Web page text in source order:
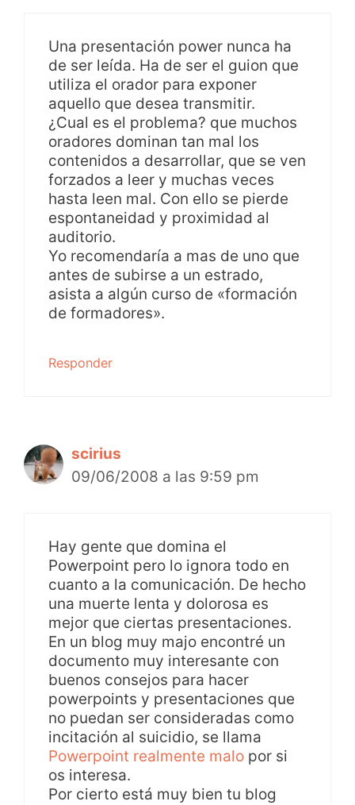
Una presentación power nunca ha
de ser leída. Ha de ser el guion que
utiliza el orador para exponer
aquello que desea transmitir.
¿Cual es el problema? que muchos
oradores dominan tan mal los
contenidos a desarrollar, que se ven
forzados a leer y muchas veces
hasta leen mal. Con ello se pierde
espontaneidad y proximidad al
auditorio.
Yo recomendaría a mas de uno que
antes de subirse a un estrado,
asista a algún curso de «formación
de formadores».
Responder
scirius
09/06/2008 a las 9:59 pm
Hay gente que domina el
Powerpoint pero lo ignora todo en
cuanto a la comunicación. De hecho
una muerte lenta y dolorosa es
mejor que ciertas presentaciones.
En un blog muy majo encontré un
documento muy interesante con
buenos consejos para hacer
powerpoints y presentaciones que
no puedan ser consideradas como
incitación al suicidio, se llama
Powerpoint realmente malo por si
os interesa.
Por cierto está muy bien tu blog